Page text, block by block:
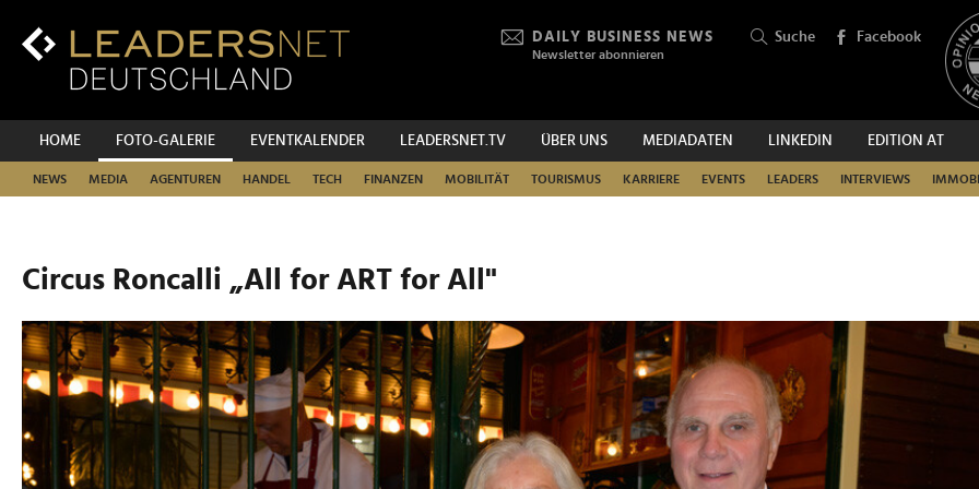
Inhalt
Hauptnavigation
DAILY BUSINESS NEWS
Newsletter abonnieren
Suche Facebook
HOME FOTO-GALERIE EVENTKALENDER LEADERSNET.TV ÜBER UNS MEDIADATEN LINKEDIN EDITION AT
NEWS MEDIA AGENTUREN HANDEL TECH FINANZEN MOBILITÄT TOURISMUS KARRIERE EVENTS LEADERS INTERVIEWS
SUCHEN
Circus Roncalli „All for ART for All"